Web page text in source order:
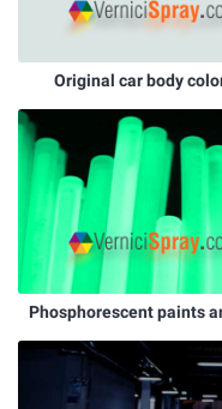
Original car body
Phosphorescent paints